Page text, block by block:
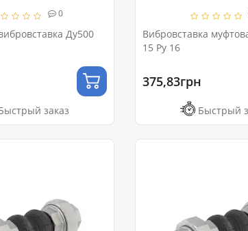
0
Ду500
заказ
Вибровставка
15 Ру 16
375,83грн
Быстрый